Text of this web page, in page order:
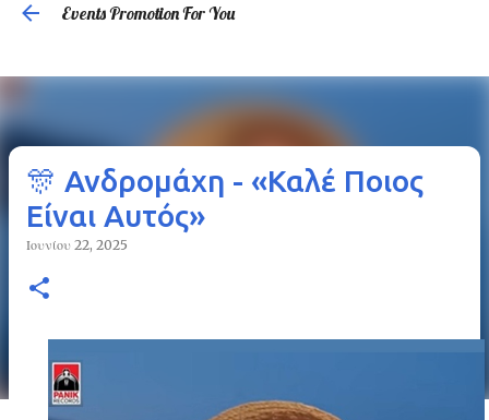
Events Promotion For You
🎊 Ανδρομάχη - «Καλέ Ποιος
Είναι Αυτός»
Ιουνίου 22, 2025